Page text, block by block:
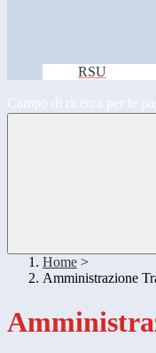
RSU
Campo di ricerca per le
Home >
Amministrazione